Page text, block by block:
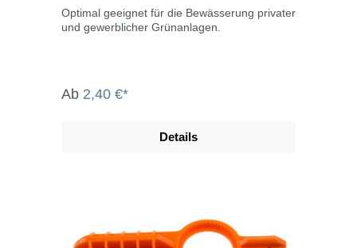
Optimal geeignet für die Bewässerung privater
und gewerblicher Grünanlagen.
Ab 2,40 €*
Details